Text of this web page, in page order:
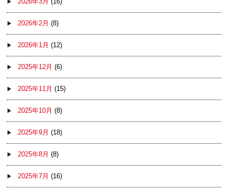
2026年2月 (8)
2026年1月 (12)
2025年12月 (6)
2025年11月 (15)
2025年10月 (8)
2025年9月 (18)
2025年8月 (8)
2025年7月 (16)